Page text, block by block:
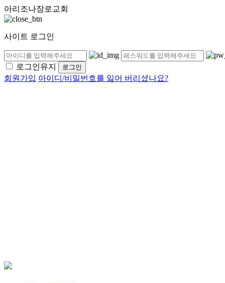
아리조나장로교회
사이트 로그인
로그인유지
회원가입 아이디/비밀번호를 잃어 버리셨나요?